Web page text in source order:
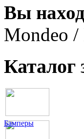
Вы
Mondeo
Каталог
Бамперы